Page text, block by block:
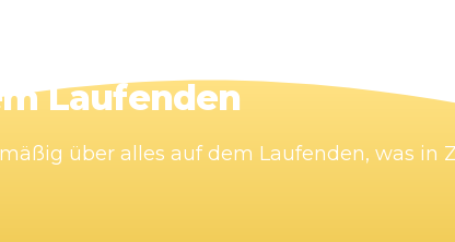
Laufenden
über alles auf dem Laufenden, was in